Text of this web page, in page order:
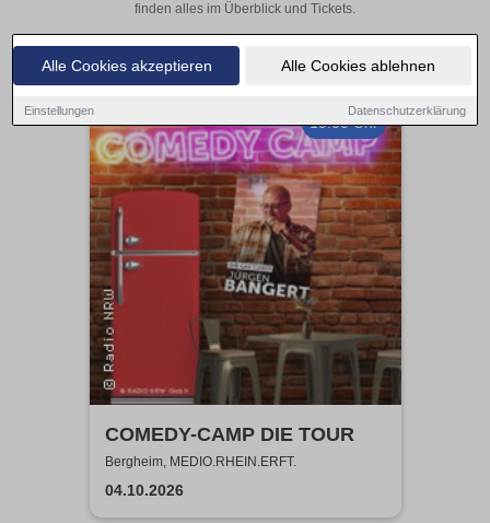
Alle Cookies akzeptieren Alle Cookies ablehnen
Einstellungen Datenschutzerklärung
finden alles im Überblick und Tickets.
19:00 Uhr
COMEDY-CAMP DIE TOUR
Bergheim, MEDIO.RHEIN.ERFT.
04.10.2026